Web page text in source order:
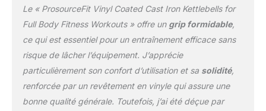
Le « ProsourceFit Vinyl Coated Cast Iron Kettlebells for
Full Body Fitness Workouts » offre un grip formidable,
ce qui est essentiel pour un entraînement efficace sans
risque de lâcher l’équipement. J’apprécie
particulièrement son confort d’utilisation et sa solidité,
renforcée par un revêtement en vinyle qui assure une
bonne qualité générale. Toutefois, j’ai été déçue par